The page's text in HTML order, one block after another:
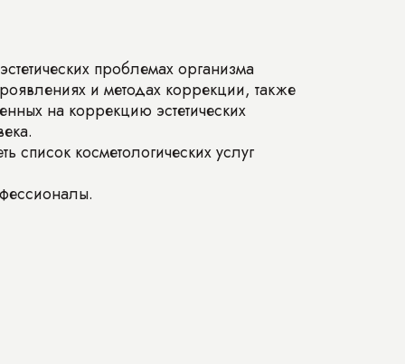
проблемах организма
и методах коррекции, также
на коррекцию эстетических
список косметологических услуг